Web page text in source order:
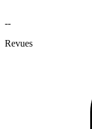
--
Revues